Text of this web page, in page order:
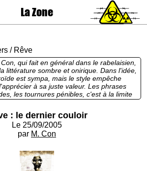
La Zone
/ Rêve
qui fait en général dans le rabelaisien,
littérature sombre et onirique. Dans l'idée,
est sympa, mais le style empêche
à sa juste valeur. Les phrases
les tournures pénibles, c'est à la limite
est lente et confuse, on s'ennuie pas
sobre et plus concrète est plus digeste,
pour arranger notre opinion.
: le dernier couloir
Le 25/09/2005
par M. Con